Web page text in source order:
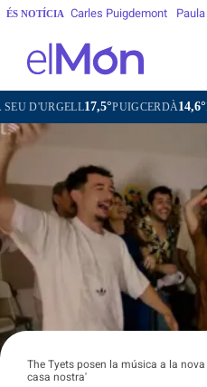
ÉS NOTÍCIA Carles Puigdemont
17,5°PUIGCERDÀ14,6°FIGUERES
The Tyets posen la música a la nova
casa nostra'